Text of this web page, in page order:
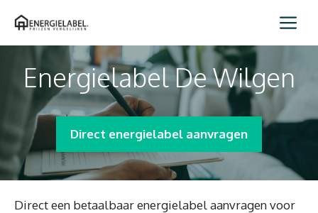
naar
Energielabel De Wilgen
Direct energielabel aanvragen
Direct een betaalbaar energielabel aanvragen voor